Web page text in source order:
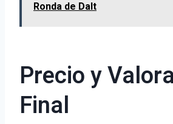
Ronda de Dalt
Precio y
Final